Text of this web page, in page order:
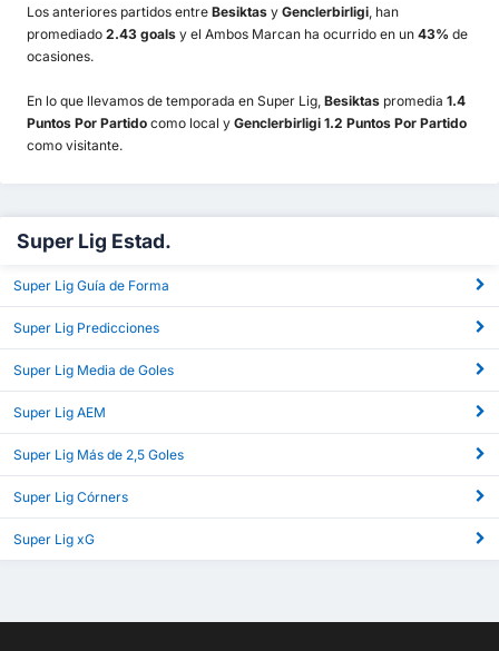
Los anteriores partidos entre Besiktas y Genclerbirligi , han
promediado 2.43 goals y el Ambos Marcan ha ocurrido en un 43% de
ocasiones.
En lo que llevamos de temporada en Super Lig, Besiktas promedia 1.4
Puntos Por Partido como local y Genclerbirligi 1.2 Puntos Por Partido
como visitante.
Super Lig Estad.
Super Lig Guía de Forma
Super Lig Predicciones
Super Lig Media de Goles
Super Lig AEM
Super Lig Más de 2,5 Goles
Super Lig Córners
Super Lig xG